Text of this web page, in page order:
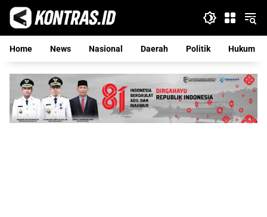
Langsung
konten
Home
News Nasional Daerah Politik Hukum